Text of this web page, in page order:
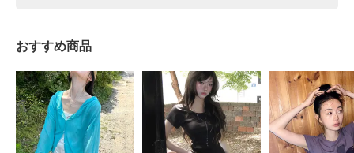
おすすめ商品